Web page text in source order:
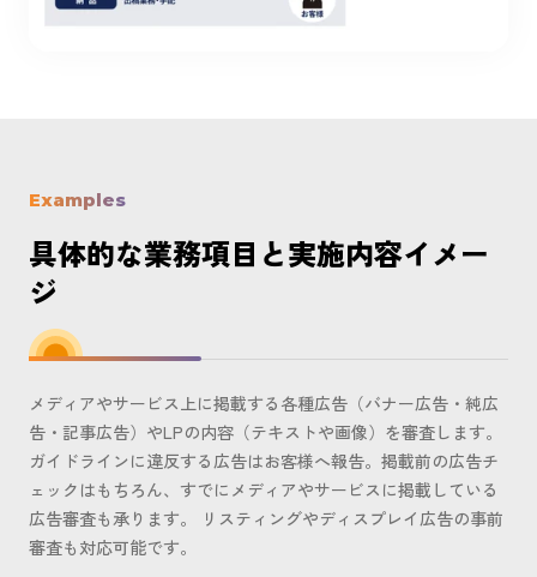
Examples
具体的な業務項目と実施内容イメー
ジ
メディアやサービス上に掲載する各種広告（バナー広告・純広
告・記事広告）やLPの内容（テキストや画像）を審査します。
ガイドラインに違反する広告はお客様へ報告。掲載前の広告チ
ェックはもちろん、すでにメディアやサービスに掲載している
広告審査も承ります。 リスティングやディスプレイ広告の事前
審査も対応可能です。